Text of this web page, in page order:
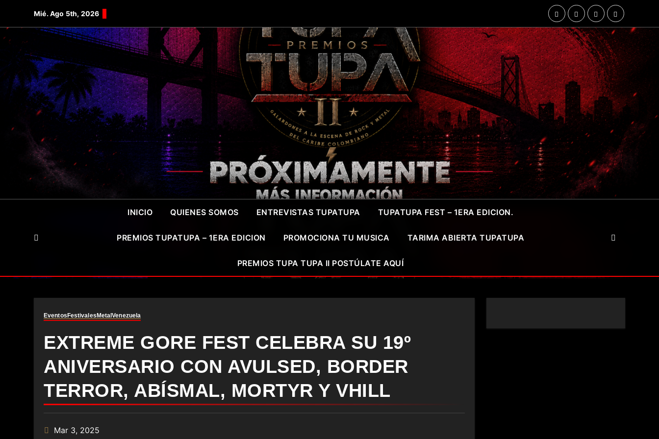
Mié. Ago 5th, 2026
INICIO QUIENES SOMOS ENTREVISTAS TUPATUPA TUPATUPA FEST – 1ERA EDICION.
PREMIOS TUPATUPA – 1ERA EDICION PROMOCIONA TU MUSICA TARIMA ABIERTA TUPATUPA
PREMIOS TUPA TUPA II POSTÚLATE AQUÍ
Eventos Festivales MetalVenezuela
EXTREME GORE FEST CELEBRA SU 19º
ANIVERSARIO CON AVULSED, BORDER
TERROR, ABÍSMAL, MORTYR Y VHILL
Mar 3, 2025